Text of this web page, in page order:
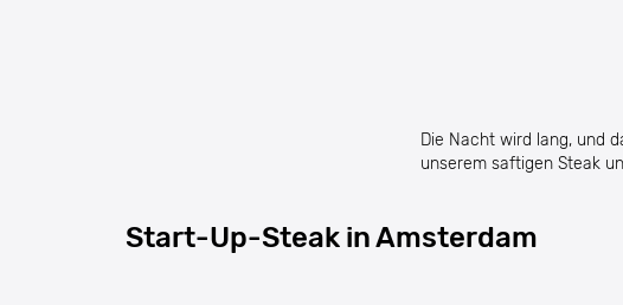
Die Nacht wird lang, und
unserem saftigen Steak
Start-Up-Steak in Amsterdam